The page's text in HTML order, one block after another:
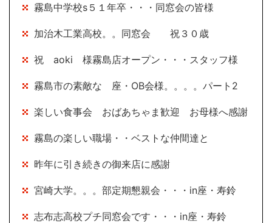
霧島中学校s５１年卒・・・同窓会の皆様
加治木工業高校。。同窓会 祝３０歳
祝 aoki 様霧島店オープン・・・スタッフ様
霧島市の素敵な 座・OB会様。。。。パート2
楽しい食事会 おばあちゃま歓迎 お母様へ感謝
霧島の楽しい職場・・ベストな仲間達と
昨年に引き続きの御来店に感謝
宮崎大学。。。部定期懇親会・・・in座・寿鈴
志布志高校プチ同窓会です・・・in座・寿鈴